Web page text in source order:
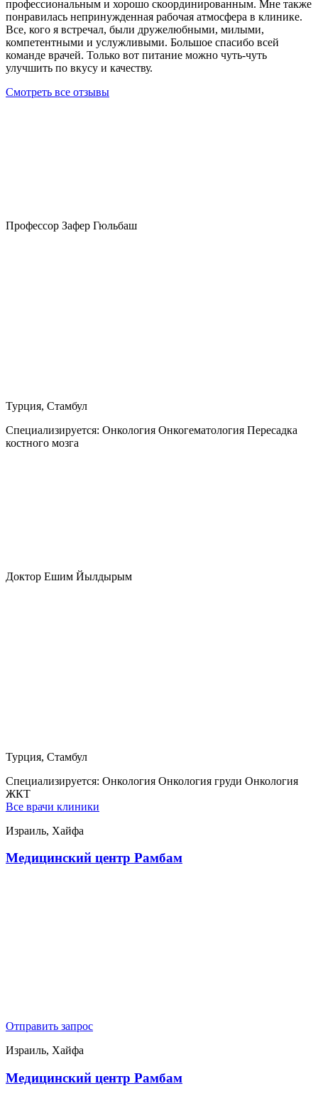
профессиональным и хорошо скоординированным. Мне также
понравилась непринужденная рабочая атмосфера в клинике.
Все, кого я встречал, были дружелюбными, милыми,
компетентными и услужливыми. Большое спасибо всей
команде врачей. Только вот питание можно чуть-чуть
улучшить по вкусу и качеству.
Смотреть все отзывы
Профессор Зафер Гюльбаш
Турция, Стамбул
Специализируется: Онкология Онкогематология Пересадка
костного мозга
Доктор Ешим Йылдырым
Турция, Стамбул
Специализируется: Онкология Онкология груди Онкология
ЖКТ
Все врачи клиники
Израиль, Хайфа
Медицинский центр Рамбам
Отправить запрос
Израиль, Хайфа
Медицинский центр Рамбам